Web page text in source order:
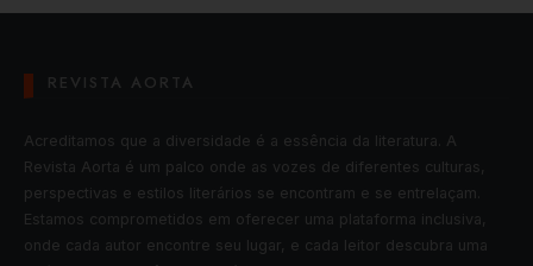
REVISTA AORTA
Acreditamos que a diversidade é a essência da literatura. A
Revista Aorta é um palco onde as vozes de diferentes culturas,
perspectivas e estilos literários se encontram e se entrelaçam.
Estamos comprometidos em oferecer uma plataforma inclusiva,
onde cada autor encontre seu lugar, e cada leitor descubra uma